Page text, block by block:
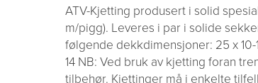
ATV-Kjetting produsert i solid
m/pigg). Leveres i par i solide
følgende dekkdimensjoner: 25 x 10-
14 NB: Ved bruk av kjetting foran
tilbehør. Kjettinger må i enkelte